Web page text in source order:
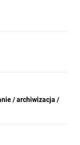
/ archiwizacja /